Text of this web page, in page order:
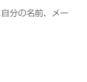
分の名前、メー